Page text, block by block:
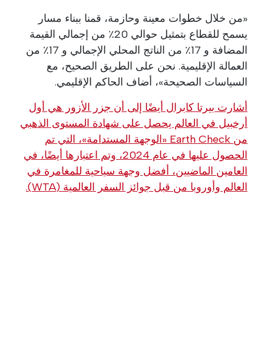
«من خلال خطوات معينة وحازمة، قمنا ببناء مسار
يسمح للقطاع بتمثيل حوالي 20٪ من إجمالي القيمة
المضافة و 17٪ من الناتج المحلي الإجمالي و 17٪ من
العمالة الإقليمية. نحن على الطريق الصحيح، مع
السياسات الصحيحة»، أضاف الحاكم الإقليمي.
أشارت بيرتا كابرال أيضًا إلى أن جزر الأزور هي أول
أرخبيل في العالم يحصل على شهادة المستوى الذهبي
من Earth Check «الوجهة المستدامة»، التي تم
الحصول عليها في عام 2024، وتم اعتبارها أيضًا، في
العامين الماضيين، أفضل وجهة سياحية للمغامرة في
العالم وأوروبا من قبل جوائز السفر العالمية (WTA).